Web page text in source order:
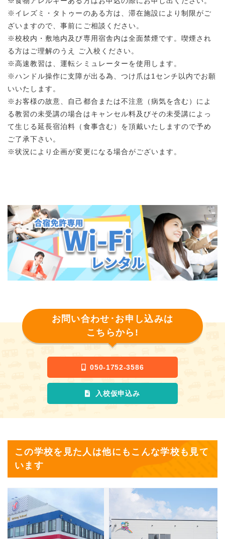
※イレズミ・タトゥーのある方は、滞在施設により制限がご
ざいますので、事前にご相談ください。
※校校内・敷地内及び専用宿舎内は全面禁煙です。喫煙され
る方はご理解のうえ ご入校ください。
※高速教習は、運転シミュレーターを使用します。
※ハンドル操作に支障が出る為、つけ爪は1センチ以内でお願
いいたします。
※お客様の故意、自己都合または不注意（病気を含む）によ
る教習の未受講の場合はキャンセル料及びその未受講によっ
て生じる延長宿泊料（食事含む）を頂戴いたしますので予め
ご了承下さい。
※状況により企画が変更になる場合がございます。
お問い合わせ･お申し込みは
こちらから!
050-1752-3586
入校仮申込み
この学校を見た人は他にもこんな学校も見て
います